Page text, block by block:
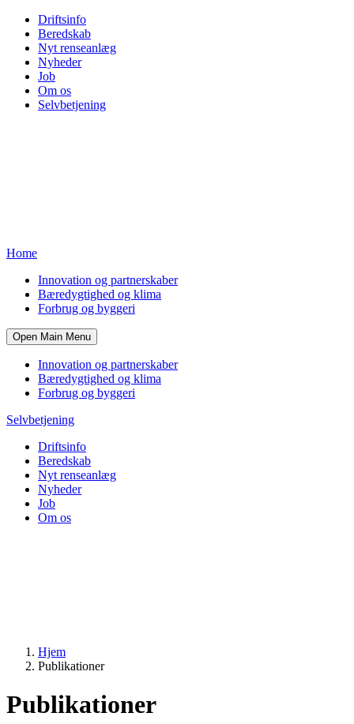
Driftsinfo
Beredskab
Nyt renseanlæg
Nyheder
Job
Om os
Selvbetjening
Home
Innovation og partnerskaber
Bæredygtighed og klima
Forbrug og byggeri
Open Main Menu
Innovation og partnerskaber
Bæredygtighed og klima
Forbrug og byggeri
Selvbetjening
Driftsinfo
Beredskab
Nyt renseanlæg
Nyheder
Job
Om os
Hjem
Publikationer
Publikationer